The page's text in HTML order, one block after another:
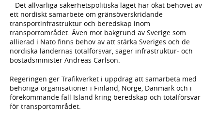
– Det allvarliga säkerhetspolitiska läget har ökat behovet av
ett nordiskt samarbete om gränsöverskridande
transportinfrastruktur och beredskap inom
transportområdet. Även mot bakgrund av Sverige som
allierad i Nato finns behov av att stärka Sveriges och de
nordiska ländernas totalförsvar, säger infrastruktur- och
bostadsminister Andreas Carlson.
Regeringen ger Trafikverket i uppdrag att samarbeta med
behöriga organisationer i Finland, Norge, Danmark och i
förekommande fall Island kring beredskap och totalförsvar
för transportområdet.